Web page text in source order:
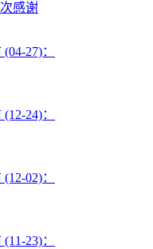
感谢
27)：
24)：
02)：
23)：